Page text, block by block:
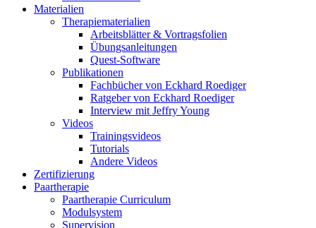
Materialien
Therapiematerialien
Arbeitsblätter & Vortragsfolien
Übungsanleitungen
Quest-Software
Publikationen
Fachbücher von Eckhard Roediger
Ratgeber von Eckhard Roediger
Interview mit Jeffry Young
Videos
Trainingsvideos
Tutorials
Andere Videos
Zertifizierung
Paartherapie
Paartherapie Curriculum
Modulsystem
Supervision